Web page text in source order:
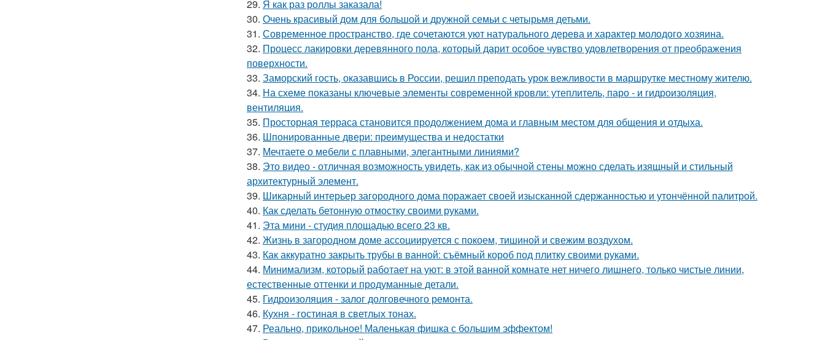
29. Я как раз роллы заказала!
30. Очень красивый дом для большой и дружной семьи с четырьмя детьми.
31. Современное пространство, где сочетаются уют натурального дерева и характер молодого хозяина.
32. Процесс лакировки деревянного пола, который дарит особое чувство удовлетворения от преображения
поверхности.
33. Заморский гость, оказавшись в России, решил преподать урок вежливости в маршрутке местному жителю.
34. На схеме показаны ключевые элементы современной кровли: утеплитель, паро - и гидроизоляция,
вентиляция.
35. Просторная терраса становится продолжением дома и главным местом для общения и отдыха.
36. Шпонированные двери: преимущества и недостатки
37. Мечтаете о мебели с плавными, элегантными линиями?
38. Это видео - отличная возможность увидеть, как из обычной стены можно сделать изящный и стильный
архитектурный элемент.
39. Шикарный интерьер загородного дома поражает своей изысканной сдержанностью и утончённой палитрой.
40. Как сделать бетонную отмостку своими руками.
41. Эта мини - студия площадью всего 23 кв.
42. Жизнь в загородном доме ассоциируется с покоем, тишиной и свежим воздухом.
43. Как аккуратно закрыть трубы в ванной: съёмный короб под плитку своими руками.
44. Минимализм, который работает на уют: в этой ванной комнате нет ничего лишнего, только чистые линии,
естественные оттенки и продуманные детали.
45. Гидроизоляция - залог долговечного ремонта.
46. Кухня - гостиная в светлых тонах.
47. Реально, прикольное! Маленькая фишка с большим эффектом!